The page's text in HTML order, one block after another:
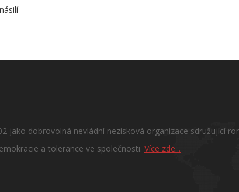
jako dobrovolná nevládní nezisková organizace
a tolerance ve společnosti. Více zde...